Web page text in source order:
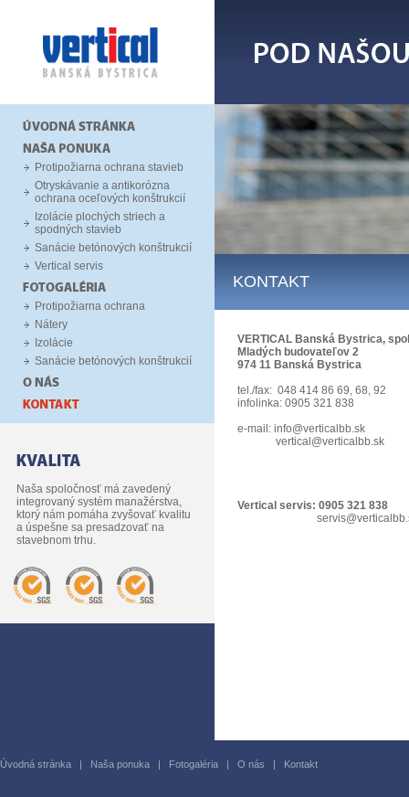
Protipožiarna ochrana stavieb
Otryskávanie a antikorózna
ochrana oceľových konštrukcií
Izolácie plochých striech a
spodných stavieb
Sanácie betónových konštrukcií
Vertical servis
Protipožiarna ochrana
Nátery
Izolácie
Sanácie betónových konštrukcií
Naša spoločnosť má zavedený
integrovaný systém manažérstva,
ktorý nám pomáha zvyšovať kvalitu
a úspešne sa presadzovať na
stavebnom trhu.
KONTAKT
VERTICAL Banská Bystrica,
Mladých budovateľov 2
974 11 Banská Bystrica
tel./fax: 048 414 86 69, 68, 92
infolinka: 0905 321 838
e-mail: info@verticalbb.sk
vertical@verticalbb.sk
Vertical servis: 0905 321 838
Úvodná stránka | Naša ponuka | Fotogaléria | O nás | Kontakt